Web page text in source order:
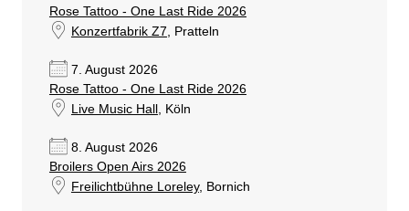
Rose Tattoo - One Last Ride 2026
Konzertfabrik Z7 , Pratteln
7. August 2026
Rose Tattoo - One Last Ride 2026
Live Music Hall
, Köln
8. August 2026
Broilers Open Airs 2026
Freilichtbühne Loreley, Bornich